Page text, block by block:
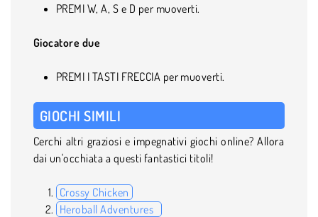
PREMI W, A, S e D per muoverti.
Giocatore due
PREMI I TASTI FRECCIA per muoverti.
GIOCHI SIMILI
Cerchi altri graziosi e impegnativi giochi online? Allora
dai un'occhiata a questi fantastici titoli!
Crossy Chicken
Heroball Adventures